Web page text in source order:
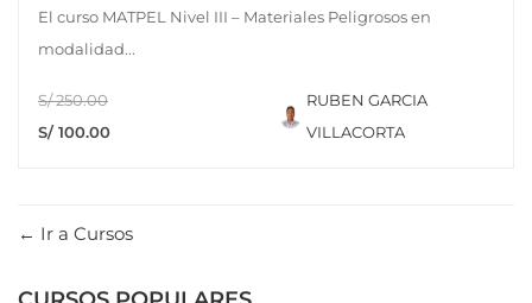
El curso MATPEL Nivel III – Materiales Peligrosos en
modalidad...
S/ 250.00
S/ 100.00
RUBEN GARCIA
VILLACORTA
Ir a Cursos